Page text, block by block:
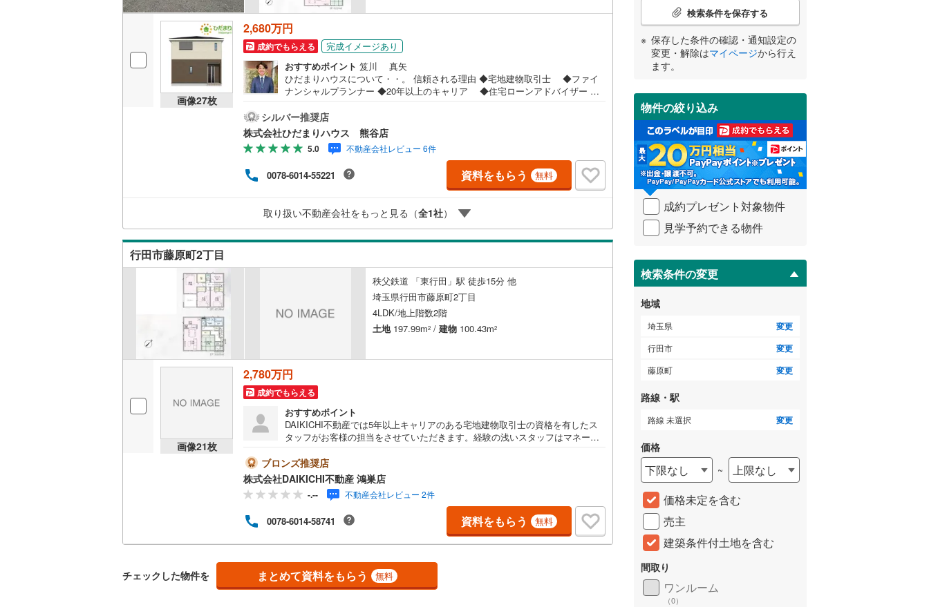
画像27枚
2,680万円
成約でもらえる
完成イメージあり
おすすめポイント 笈川 真矢
ひだまりハウスについて・・。 信頼される理由 ◆宅地建物取引士 ◆ファイ
ナンシャルプランナー ◆20年以上のキャリア ◆住宅ローンアドバイザー
に寄り添った、心の行き届いた、安心のアドバイス』 お客様が不安に思う事、
疑問に思う事 何でもお話し頂き、頼りにして下さい。 ひだまりのような温かい
お家を、 一緒にお探ししませんか？
シルバー推奨店
株式会社ひだまりハウス 熊谷店
5.0 不動産会社レビュー 6件
0078-6014-55221 資料をもらう 無料
取り扱い不動産会社をもっと見る（全1社）
行田市藤原町2丁目
秩父鉄道 「東行田」駅 徒歩15分 他
埼玉県行田市藤原町2丁目
4LDK/地上階数2階
土地197.99m2 / 建物 100.43m2
画像21枚
2,780万円
成約でもらえる
おすすめポイント
DAIKICHI不動産では5年以上キャリアのある宅地建物取引士の資格を有したス
タッフがお客様の担当をさせていただきます。経験の浅いスタッフはマネージ
引き渡しを経験しておりますので、安心、安全のお取引ができる事をお約束い
たします。 住宅ローンや火災保険、ライフライン（電気、ガス、水道等）や税
金の控除手続きまで、不動産購入に関わる全ての手続きを私共がサポートいた
します。 お客様のご不明点は丁寧にご説明いたしますのでご安心ください。 そ
の他物件以外にかかる諸経費について、「どこに、なんで、いくら」全てご説
明いたします。 いつでもお気軽にお問い合わせください。
ブロンズ推奨店
株式会社DAIKICHI不動産 鴻巣店
-.-- 不動産会社レビュー 2件
0078-6014-58741 資料をもらう 無料
チェックした物件を まとめて資料をもらう 無料
条
件
受
け
取
る
・
条
件
を
イ
ペ
ジ
に
保
存
す
る
検索条件を保存する
保存した条件の確認・通知設定の
変更・解除はマイページから行え
ます。
物件の絞り込み
成約プレゼント対象物件
見学予約できる物件
検索条件の変更
地域
埼玉県 変更
行田市 変更
藤原町 変更
路線・駅
路線 未選択 変更
価格
下限なし ~
上限なし
価格未定を含む
売主
建築条件付土地を含む
間取り
ワンルーム
（0）
該当物件0件 この条件で検索する 条件をリセットする
朝霞市
141) 和光市 (28)
新座市
久喜市(146)
北本市(106 ) 富士見市(129)
三郷市(68 ) 蓮田市(54)
幸手市
50) 日高市(47)
吉川市(35 ) 白岡市(22)
入間郡三芳町(31) 入間郡毛呂山町(11)
比企郡滑川町(11) 比企郡嵐山町(9)
比企郡小川町(1) 比企郡川島町 比企郡吉見町 34)
比企郡鳩山町(13) 比企郡ときがわ町(0) 秩父郡横瀬町
秩父郡皆野町(0) 秩父郡長瀞町(0) 秩父郡小鹿野町(
児玉郡美里町
児玉郡上里町(12 南埼玉郡宮代町
該当物件0件 この条件で検索する 条件をリセットする
該当物件0件 条件をリセットする
該当物件0件 この条件で検索する 条件をリセットする
該当物件0件 条件をリセットする
耐震、免震、制震構造
（1）
住宅性能評価付き（0）
長期優良住宅（0）
最寄りの駅が始発駅（0） 小学校まで1km以内（0）
バリアフリー住宅（0） 間取り変更可能（0）
二世帯向け（0） 平屋・1階建て 3階建て以上（ 0）
サービスルーム（納戸）（0）
対面キッチン
浴室乾燥機あり
バルコニー、庭
ウッドデッキあり（0）
収納
ウォークインクローゼット
販売、価格、契約、入居関連など
即入居可能（0 ）
該当物件0件 条件をリセットする